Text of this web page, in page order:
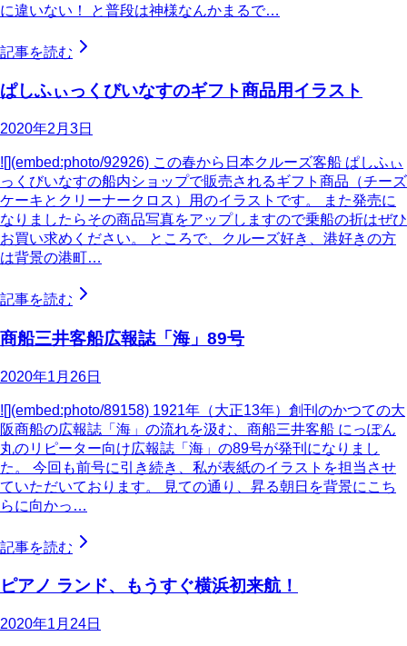
に違いない！ と普段は神様なんかまるで…
記事を読む
ぱしふぃっくびいなすのギフト商品用イラスト
2020年2月3日
![](embed:photo/92926) この春から日本クルーズ客船 ぱしふぃ
っくびいなすの船内ショップで販売されるギフト商品（チーズ
ケーキとクリーナークロス）用のイラストです。 また発売に
なりましたらその商品写真をアップしますので乗船の折はぜひ
お買い求めください。 ところで、クルーズ好き、港好きの方
は背景の港町…
記事を読む
商船三井客船広報誌「海」89号
2020年1月26日
![](embed:photo/89158) 1921年（大正13年）創刊のかつての大
阪商船の広報誌「海」の流れを汲む、商船三井客船 にっぽん
丸のリピーター向け広報誌「海」の89号が発刊になりまし
た。 今回も前号に引き続き、私が表紙のイラストを担当させ
ていただいております。 見ての通り、昇る朝日を背景にこち
らに向かっ…
記事を読む
ピアノ ランド、もうすぐ横浜初来航！
2020年1月24日